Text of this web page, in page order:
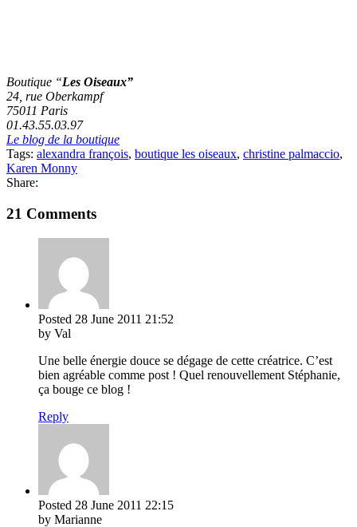
Boutique “Les Oiseaux”
24, rue Oberkampf
75011 Paris
01.43.55.03.97
Le blog de la boutique
Tags: alexandra françois, boutique les oiseaux, christine palmaccio,
Karen Monny
Share:
21 Comments
Posted 28 June 2011 21:52
by Val
Une belle énergie douce se dégage de cette créatrice. C’est
bien agréable comme post ! Quel renouvellement Stéphanie,
ça bouge ce blog !
Reply
Posted 28 June 2011 22:15
by Marianne